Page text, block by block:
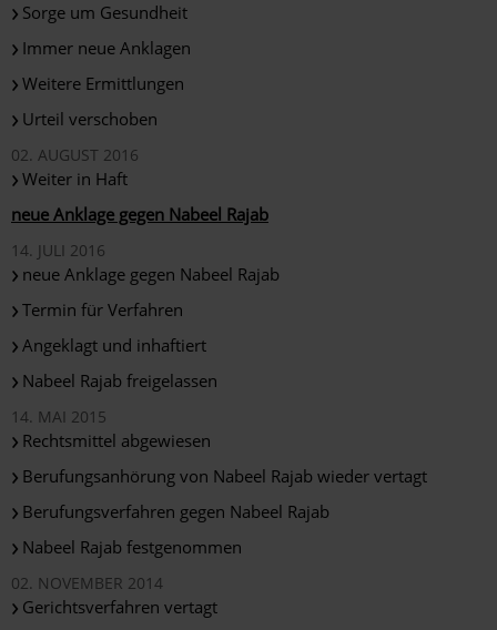
Sorge um Gesundheit
Immer neue Anklagen
Weitere Ermittlungen
Urteil verschoben
02. AUGUST 2016
Weiter in Haft
neue Anklage gegen Nabeel Rajab
14. JULI 2016
neue Anklage gegen Nabeel Rajab
Termin für Verfahren
Angeklagt und inhaftiert
Nabeel Rajab freigelassen
14. MAI 2015
Rechtsmittel abgewiesen
Berufungsanhörung von Nabeel Rajab wieder vertagt
Berufungsverfahren gegen Nabeel Rajab
Nabeel Rajab festgenommen
02. NOVEMBER 2014
Gerichtsverfahren vertagt